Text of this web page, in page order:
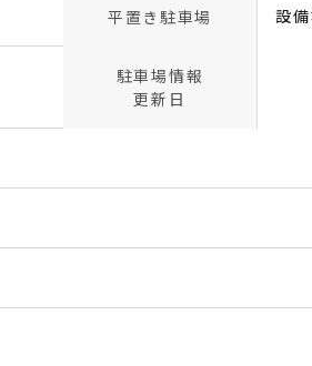
平置き駐車場 設
駐車場情報
更新日